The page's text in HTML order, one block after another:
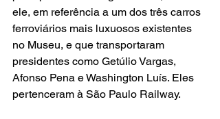
ele, em referência a um dos três carros
ferroviários mais luxuosos existentes
no Museu, e que transportaram
presidentes como Getúlio Vargas,
Afonso Pena e Washington Luís. Eles
pertenceram à São Paulo Railway.